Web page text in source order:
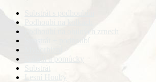
Podhoubí na obilných zrnech
Substrát + podhoubí
Nářadí a pomůcky
Substrát
Lesní Houby